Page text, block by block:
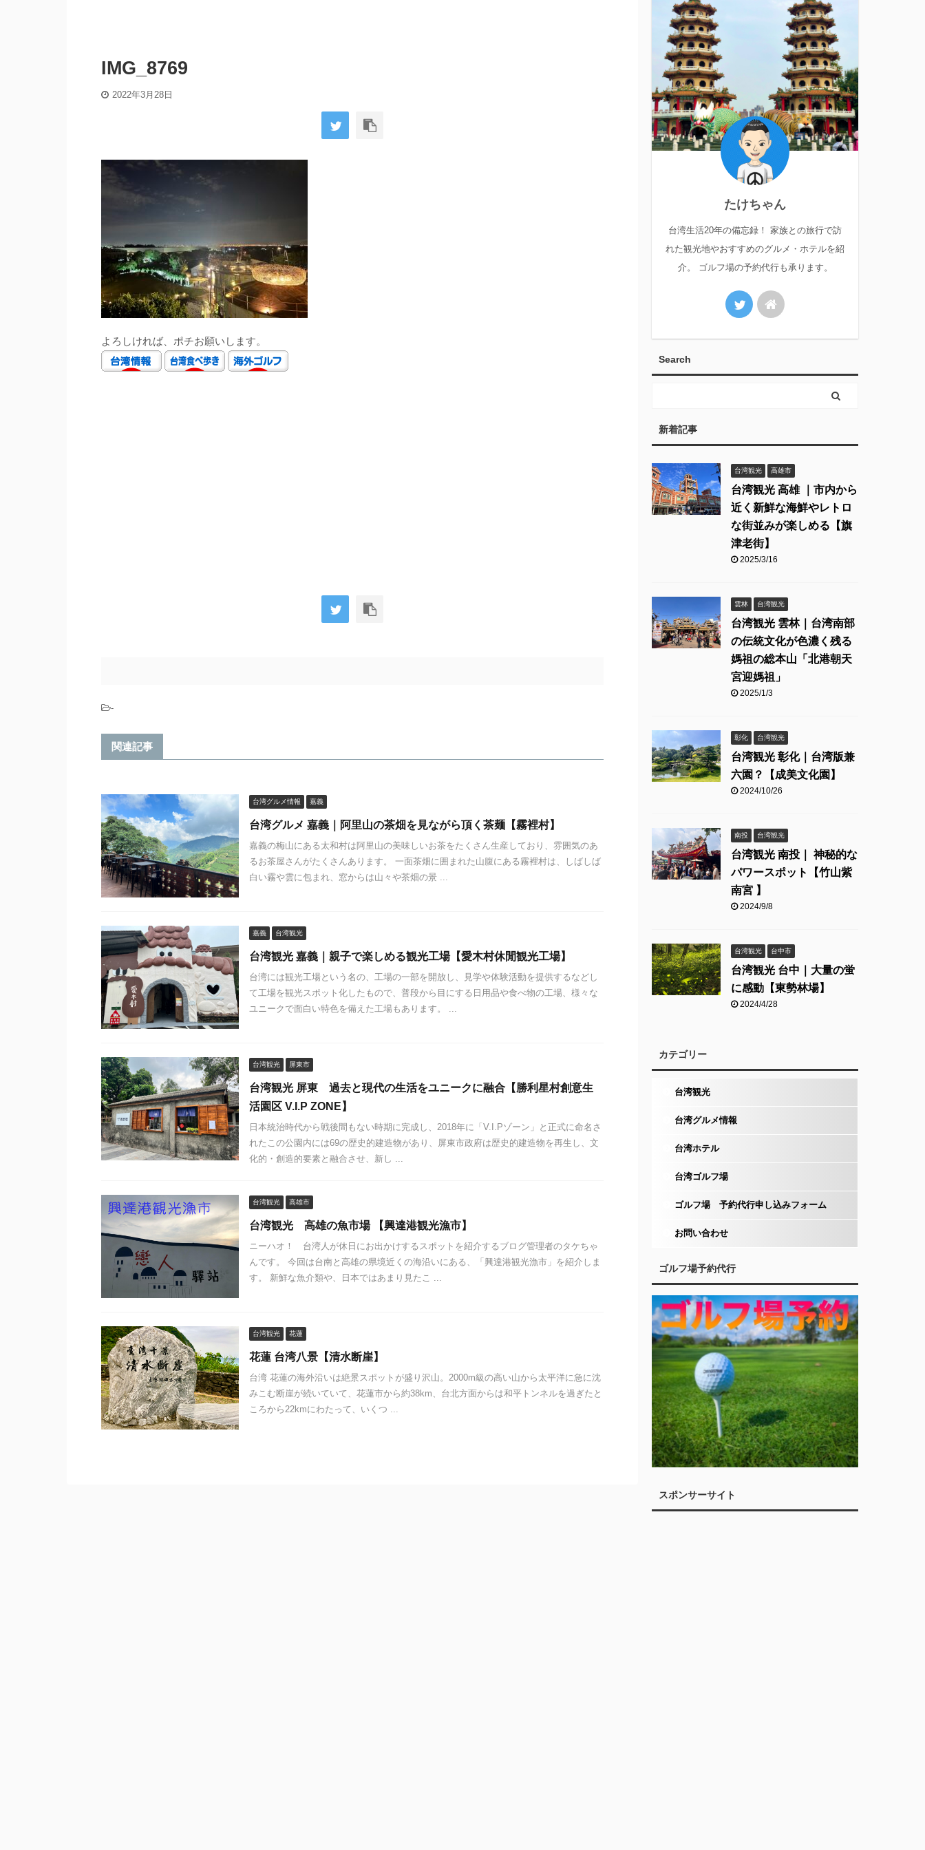
IMG_8769
2022年3月28日
よろしければ、ポチお願いします。
-
関連記事
台湾グルメ情報 嘉義
台湾グルメ 嘉義｜阿里山の茶畑を見ながら頂く茶麺【霧裡村】
嘉義の梅山にある太和村は阿里山の美味しいお茶をたくさん生産しており、雰囲気のあ
るお茶屋さんがたくさんあります。 一面茶畑に囲まれた山腹にある霧裡村は、しばしば
白い霧や雲に包まれ、窓からは山々や茶畑の景 ...
嘉義 台湾観光
台湾観光 嘉義｜親子で楽しめる観光工場【愛木村休閒観光工場】
台湾には観光工場という名の、工場の一部を開放し、見学や体験活動を提供するなどし
て工場を観光スポット化したもので、普段から目にする日用品や食べ物の工場、様々な
ユニークで面白い特色を備えた工場もあります。 ...
台湾観光 屏東市
台湾観光 屏東 過去と現代の生活をユニークに融合【勝利星村創意生
活園区 V.I.P ZONE】
日本統治時代から戦後間もない時期に完成し、2018年に「V.I.Pゾーン」と正式に命名さ
れたこの公園内には69の歴史的建造物があり、屏東市政府は歴史的建造物を再生し、文
化的・創造的要素と融合させ、新し ...
台湾観光 高雄市
台湾観光 高雄の魚市場 【興達港観光漁市】
ニーハオ！ 台湾人が休日にお出かけするスポットを紹介するブログ管理者のタケちゃ
んです。 今回は台南と高雄の県境近くの海沿いにある、「興達港観光漁市」を紹介しま
す。 新鮮な魚介類や、日本ではあまり見たこ ...
台湾観光 花蓮
花蓮 台湾八景【清水断崖】
台湾 花蓮の海外沿いは絶景スポットが盛り沢山。2000m級の高い山から太平洋に急に沈
みこむ断崖が続いていて、花蓮市から約38km、台北方面からは和平トンネルを過ぎたと
ころから22kmにわたって、いくつ ...
たけちゃん
台湾生活20年の備忘録！ 家族との旅行で訪
れた観光地やおすすめのグルメ・ホテルを紹
介。 ゴルフ場の予約代行も承ります。
Search
新着記事
台湾観光 高雄市
台湾観光 高雄 ｜市内から
近く新鮮な海鮮やレトロ
な街並みが楽しめる【旗
津老街】
2025/3/16
雲林 台湾観光
台湾観光 雲林｜台湾南部
の伝統文化が色濃く残る
媽祖の総本山「北港朝天
宮迎媽祖」
2025/1/3
彰化 台湾観光
台湾観光 彰化｜台湾版兼
六園？【成美文化園】
2024/10/26
南投 台湾観光
台湾観光 南投｜ 神秘的な
パワースポット【竹山紫
南宮 】
2024/9/8
台湾観光 台中市
台湾観光 台中｜大量の蛍
に感動【東勢林場】
2024/4/28
カテゴリー
台湾観光
台湾グルメ情報
台湾ホテル
台湾ゴルフ場
ゴルフ場 予約代行申し込みフォーム
お問い合わせ
ゴルフ場予約代行
スポンサーサイト